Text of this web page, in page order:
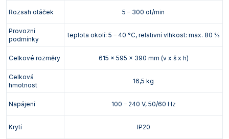
Rozsah otáček 5 – 300 ot/min
Provozní
podmínky
teplota okolí: 5 – 40 °C, relativní vlhkost: max. 80 %
Celkové rozměry 615 x 595 x 390 mm (v x š x h)
Celková
hmotnost
16,5 kg
Napájení 100 – 240 V, 50/60 Hz
Krytí IP20